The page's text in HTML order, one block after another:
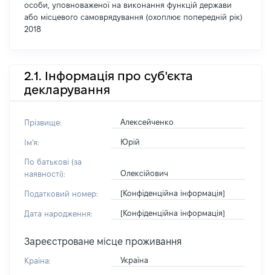
особи, уповноваженої на виконання функцій держави
або місцевого самоврядування (охоплює попередній рік)
2018
2.1. Інформація про суб'єкта
декларування
Прізвище: Алексейченко
Ім'я: Юрій
По батькові (за
наявності):
Олексійович
Податковий номер: [Конфіденційна інформація]
Дата народження: [Конфіденційна інформація]
Зареєстроване місце проживання
Країна: Україна